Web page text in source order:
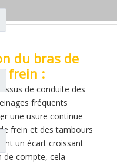
025/026 de camion de levage en T de l'essieu Dena Dongfeng
nord Benz Beiben camion pièces de rechange A3463535310
du bras de
frein :
de conduite des
fréquents
une usure continue
frein et des tambours
un écart croissant
de compte, cela